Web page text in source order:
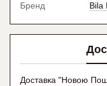
Бренд
Bila
Доставка "Новою